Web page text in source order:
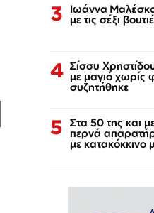
3 Ιωάννα
με τις σέξι
4 Σίσσυ
με μαγιό χωρίς
συζητήθηκε
5 Στα 50 της και
περνά
με κατακόκκινο